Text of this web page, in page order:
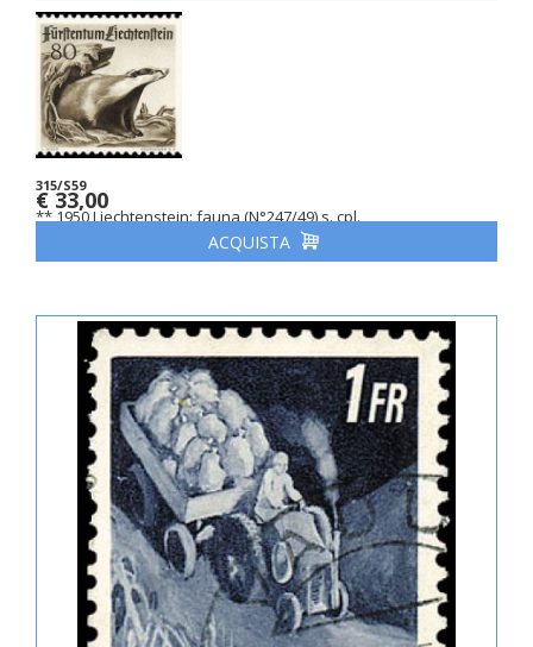
315/S59
** 1950 Liechtenstein: fauna (N°247/49) s. cpl.
€ 33,00
ACQUISTA